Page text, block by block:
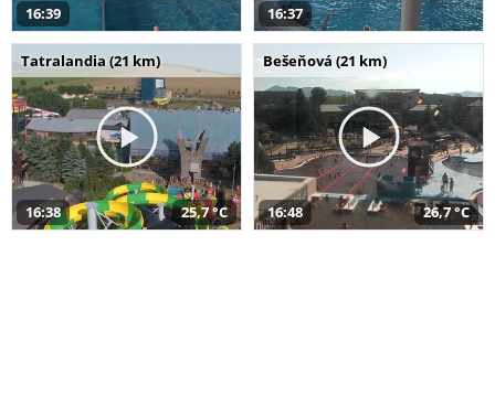
16:39 16:37
Tatralandia (21 km)
16:38 25,7 °C
Bešeňová (21 km)
16:48 26,7 °C